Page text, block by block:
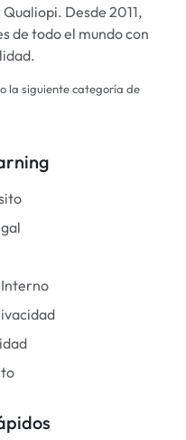
Desde 2011,
de todo el mundo con
la siguiente categoría de